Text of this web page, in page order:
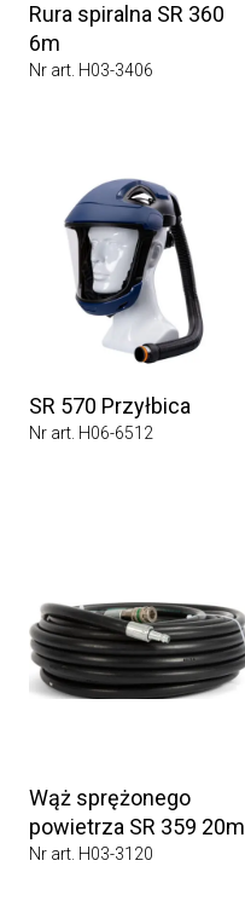
Rura spiralna SR 360
6m
Nr art. H03-3406
SR 570 Przyłbica
Nr art. H06-6512
Wąż sprężonego
powietrza SR 359 20m
Nr art. H03-3120